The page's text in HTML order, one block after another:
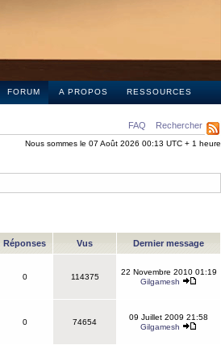
FORUM A PROPOS RESSOURCES
FAQ Rechercher
Nous sommes le 07 Août 2026 00:13 UTC + 1 heure
Réponses Vus Dernier message
0 114375
22 Novembre 2010 01:19
Gilgamesh
0 74654
09 Juillet 2009 21:58
Gilgamesh